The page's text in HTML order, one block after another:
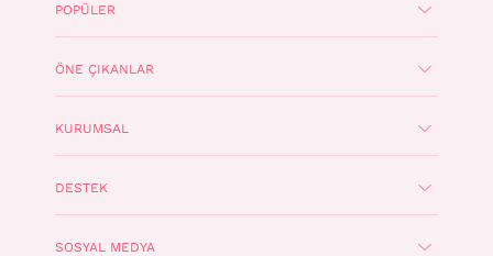
POPÜLER
ÖNE ÇIKANLAR
KURUMSAL
DESTEK
SOSYAL MEDYA